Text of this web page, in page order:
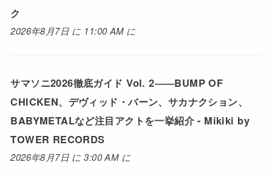
ク
2026年8月7日 に 11:00 AM に
サマソニ2026徹底ガイド Vol. 2――BUMP OF
CHICKEN、デヴィッド・バーン、サカナクション、
BABYMETALなど注目アクトを一挙紹介 - Mikiki by
TOWER RECORDS
2026年8月7日 に 3:00 AM に